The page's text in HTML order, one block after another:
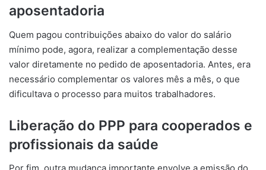
aposentadoria
Quem pagou contribuições abaixo do valor do salário
mínimo pode, agora, realizar a complementação desse
valor diretamente no pedido de aposentadoria. Antes, era
necessário complementar os valores mês a mês, o que
dificultava o processo para muitos trabalhadores.
Liberação do PPP para cooperados e
profissionais da saúde